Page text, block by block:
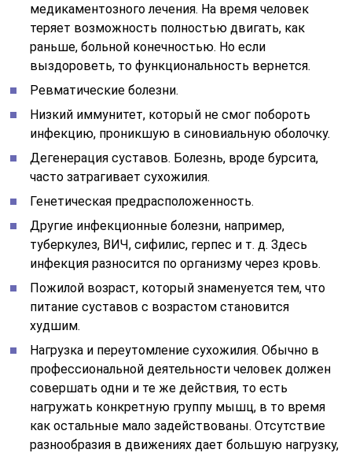
медикаментозного лечения. На время человек
теряет возможность полностью двигать, как
раньше, больной конечностью. Но если
выздороветь, то функциональность вернется.
Ревматические болезни.
Низкий иммунитет, который не смог побороть
инфекцию, проникшую в синовиальную оболочку.
Дегенерация суставов. Болезнь, вроде бурсита,
часто затрагивает сухожилия.
Генетическая предрасположенность.
Другие инфекционные болезни, например,
туберкулез, ВИЧ, сифилис, герпес и т. д. Здесь
инфекция разносится по организму через кровь.
Пожилой возраст, который знаменуется тем, что
питание суставов с возрастом становится
худшим.
Нагрузка и переутомление сухожилия. Обычно в
профессиональной деятельности человек должен
совершать одни и те же действия, то есть
нагружать конкретную группу мышц, в то время
как остальные мало задействованы. Отсутствие
разнообразия в движениях дает большую нагрузку,